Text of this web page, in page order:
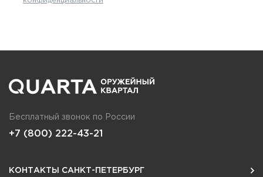
Бесплатный звонок по России
+7 (800) 222-43-21
КОНТАКТЫ САНКТ-ПЕТЕРБУРГ